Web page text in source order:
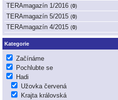
TERAmagazín 1/2016 (0)
TERAmagazín 5/2015 (0)
TERAmagazín 4/2015 (0)
Kategorie
Začínáme
Pochlubte se
Hadi
Užovka červená
Krajta královská